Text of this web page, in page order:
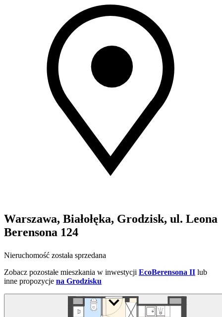
Warszawa, Białołęka, Grodzisk, ul. Leona
Berensona 124
Nieruchomość została sprzedana
Zobacz pozostałe mieszkania w inwestycji EcoBerensona II lub
inne propozycje na Grodzisku